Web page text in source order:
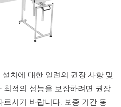
치에 대한 일련의 권장 사항 및
최적의 성능을 보장하려면 권장
시기 바랍니다. 보증 기간 동